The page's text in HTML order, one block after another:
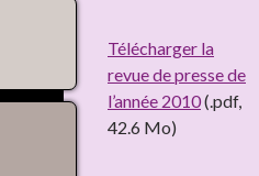
Télécharger la
revue de presse de
l’année 2010(.pdf,
42.6 Mo)